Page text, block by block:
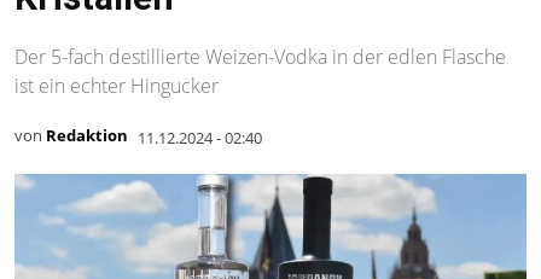
Der 5-fach destillierte Weizen-Vodka in der edlen Flasche
ist ein echter Hingucker
von Redaktion 11.12.2024 - 02:40